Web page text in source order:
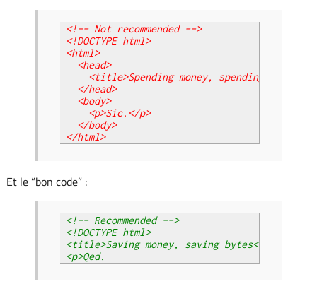
<!-- Not recommended -->
<!DOCTYPE html>
<html>
  <head>
<title>Spending money, spending bytes</
  </head>
  <body>
    <p>Sic.</p>
  </body>
</html>
Et le “bon code” :
<!-- Recommended -->
<!DOCTYPE html>
<title>Saving money, saving bytes</title>
<p>Qed.